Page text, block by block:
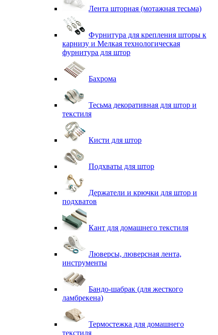
Лента шторная (мотажная тесьма)
Фурнитура для крепления шторы к
карнизу и Мелкая технологическая
фурнитура для штор
Бахрома
Тесьма декоративная для штор и
текстиля
Кисти для штор
Подхваты для штор
Держатели и крючки для штор и
подхватов
Кант для домашнего текстиля
Люверсы, люверсная лента,
инструменты
Бандо-шабрак (для жесткого
ламбрекена)
Термостежка для домашнего
текстиля